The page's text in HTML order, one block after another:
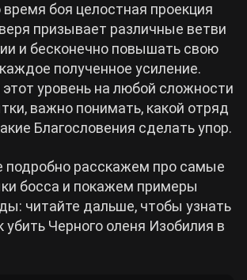
время боя целостная проекция
призывает различные ветви
и бесконечно повышать свою
полученное усиление.
уровень на любой сложности
важно понимать, какой отряд
Благословения сделать упор.
подробно расскажем про самые
босса и покажем примеры
читайте дальше, чтобы узнать
убить Черного оленя Изобилия в